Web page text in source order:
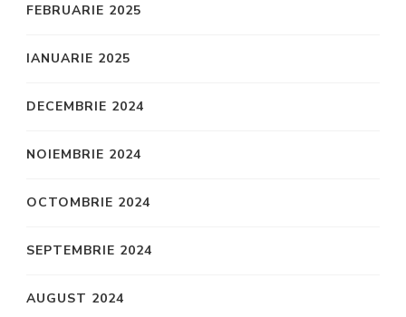
FEBRUARIE 2025
IANUARIE 2025
DECEMBRIE 2024
NOIEMBRIE 2024
OCTOMBRIE 2024
SEPTEMBRIE 2024
AUGUST 2024